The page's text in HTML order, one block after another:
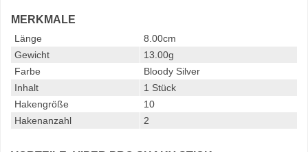
MERKMALE
Länge
8.00cm
Gewicht
13.00g
Farbe
Bloody Silver
Inhalt
1 Stück
Hakengröße
10
Hakenanzahl
2